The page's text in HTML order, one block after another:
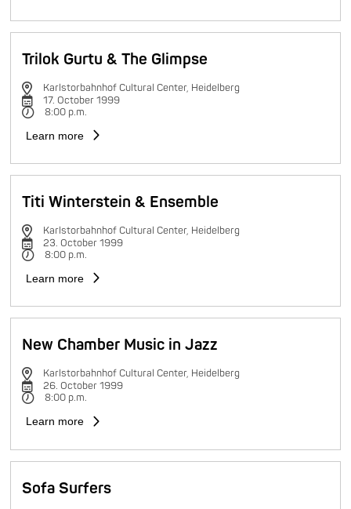
Trilok Gurtu & The Glimpse
Karlstorbahnhof Cultural Center, Heidelberg
17. October 1999
8:00 p.m.
Learn more
Titi Winterstein & Ensemble
Karlstorbahnhof Cultural Center, Heidelberg
23. October 1999
8:00 p.m.
Learn more
New Chamber Music in Jazz
Karlstorbahnhof Cultural Center, Heidelberg
26. October 1999
8:00 p.m.
Learn more
Sofa Surfers